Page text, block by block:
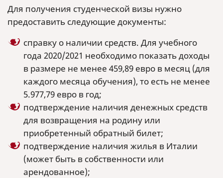
Для получения студенческой визы нужно
предоставить следующие документы:
справку о наличии средств. Для учебного
года 2020/2021 необходимо показать доходы
в размере не менее 459,89 евро в месяц (для
каждого месяца обучения), то есть не менее
5.977,79 евро в год;
подтверждение наличия денежных средств
для возвращения на родину или
приобретенный обратный билет;
подтверждение наличия жилья в Италии
(может быть в собственности или
арендованное);